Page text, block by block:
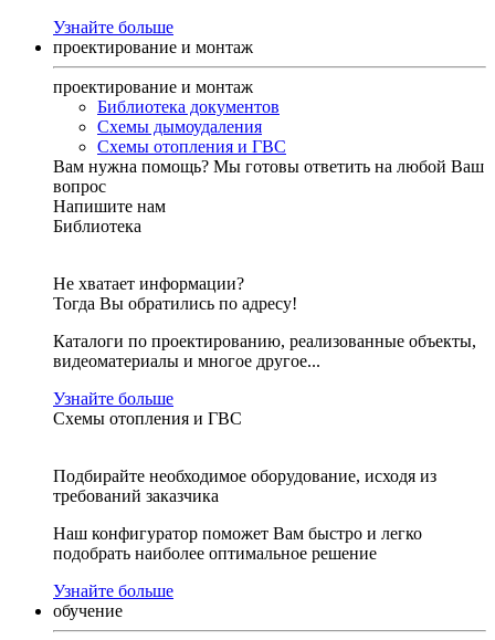
Узнайте больше
проектирование и монтаж
проектирование и монтаж
Библиотека документов
Схемы дымоудаления
Схемы отопления и ГВС
Вам нужна помощь? Мы готовы ответить на любой Ваш
вопрос
Напишите нам
Библиотека
Не хватает информации?
Тогда Вы обратились по адресу!
Каталоги по проектированию, реализованные объекты,
видеоматериалы и многое другое...
Узнайте больше
Схемы отопления и ГВС
Подбирайте необходимое оборудование, исходя из
требований заказчика
Наш конфигуратор поможет Вам быстро и легко
подобрать наиболее оптимальное решение
Узнайте больше
обучение